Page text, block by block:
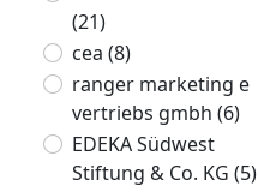
(21)
cea (8)
ranger marketing e
vertriebs gmbh (6)
EDEKA Südwest
Stiftung & Co. KG (5)